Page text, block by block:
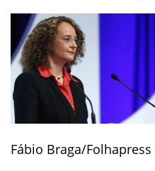
Fábio Braga/Folhapress